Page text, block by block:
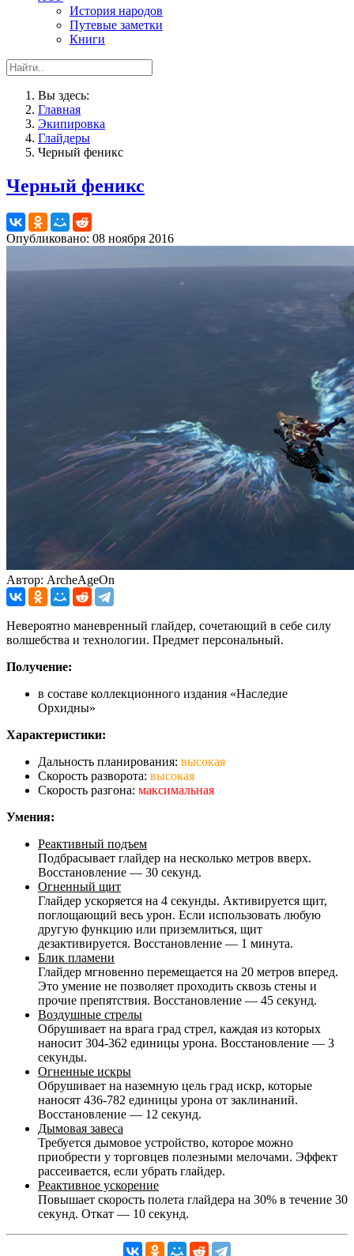
История народов
Путевые заметки
Книги
Вы здесь:
Главная
Экипировка
Глайдеры
Черный феникс
Черный феникс
Опубликовано: 08 ноября 2016
Автор: ArcheAgeOn
Невероятно маневренный глайдер, сочетающий в себе силу
волшебства и технологии. Предмет персональный.
Получение:
в составе коллекционного издания «Наследие
Орхидны»
Характеристики:
Дальность планирования: высокая
Скорость разворота: высокая
Скорость разгона: максимальная
Умения:
Реактивный подъем
Подбрасывает глайдер на несколько метров вверх.
Восстановление — 30 секунд.
Огненный щит
Глайдер ускоряется на 4 секунды. Активируется щит,
поглощающий весь урон. Если использовать любую
другую функцию или приземлиться, щит
дезактивируется. Восстановление — 1 минута.
Блик пламени
Глайдер мгновенно перемещается на 20 метров вперед.
Это умение не позволяет проходить сквозь стены и
прочие препятствия. Восстановление — 45 секунд.
Воздушные стрелы
Обрушивает на врага град стрел, каждая из которых
наносит 304-362 единицы урона. Восстановление — 3
секунды.
Огненные искры
Обрушивает на наземную цель град искр, которые
наносят 436-782 единицы урона от заклинаний.
Восстановление — 12 секунд.
Дымовая завеса
Требуется дымовое устройство, которое можно
приобрести у торговцев полезными мелочами. Эффект
рассеивается, если убрать глайдер.
Реактивное ускорение
Повышает скорость полета глайдера на 30% в течение 30
секунд. Откат — 10 секунд.